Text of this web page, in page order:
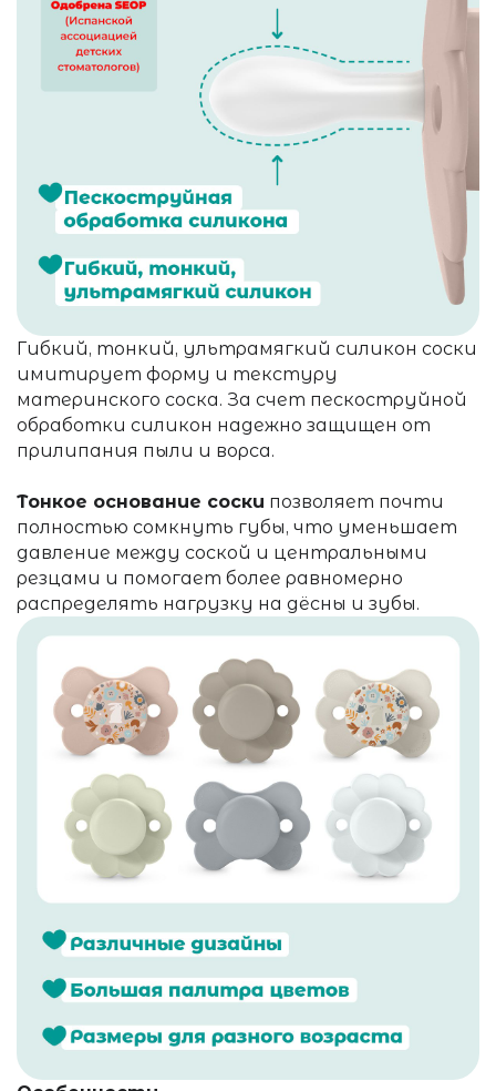
Гибкий, тонкий, ультрамягкий силикон соски
имитирует форму и текстуру
материнского соска. За счет пескоструйной
обработки силикон надежно защищен от
прилипания пыли и ворса.
Тонкое основание соски позволяет почти
полностью сомкнуть губы, что уменьшает
давление между соской и центральными
резцами и помогает более равномерно
распределять нагрузку на дёсны и зубы.